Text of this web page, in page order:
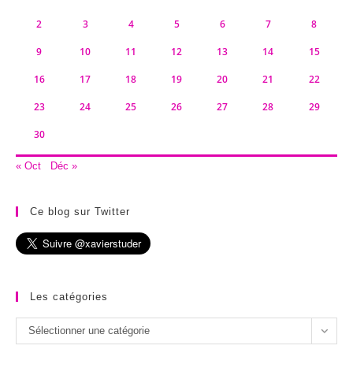
2 3 4 5 6 7 8
9 10 11 12 13 14 15
16 17 18 19 20 21 22
23 24 25 26 27 28 29
30
« Oct Déc »
Ce blog sur Twitter
Les catégories
Les
catégories
Sélectionner une catégorie